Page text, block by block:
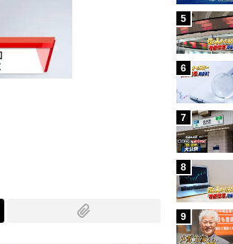
5
6
7
8
9